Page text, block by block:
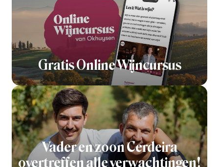
Gratis Online Wijncursus
Vader en zoon Cerdeira
overtreffen alle verwachtingen!